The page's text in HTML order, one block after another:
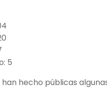
5
han hecho públicas